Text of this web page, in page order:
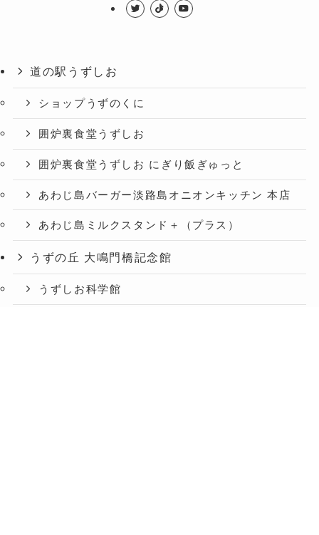
道の駅うずしお
ショップうずのくに
囲炉裏食堂うずしお
囲炉裏食堂うずしお にぎり飯ぎゅっと
あわじ島バーガー淡路島オニオンキッチン 本店
あわじ島ミルクスタンド＋（プラス）
うずの丘 大鳴門橋記念館
うずしお科学館